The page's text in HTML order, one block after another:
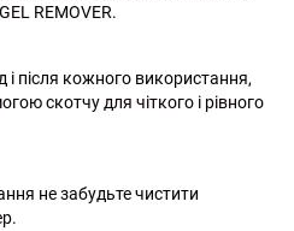
REMOVER.
після кожного використання,
скотчу для чіткого і рівного
не забудьте чистити